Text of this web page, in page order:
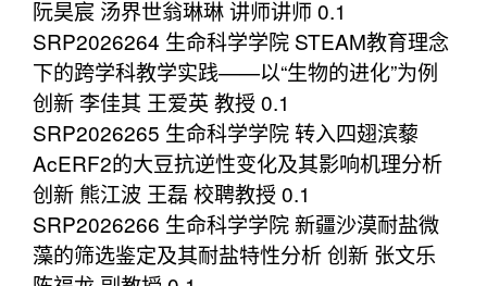
阮昊宸 汤界世翁琳琳 讲师讲师 0.1
SRP2026264 生命科学学院 STEAM教育理念
下的跨学科教学实践——以“生物的进化”为例
创新 李佳其 王爱英 教授 0.1
SRP2026265 生命科学学院 转入四翅滨藜
AcERF2的大豆抗逆性变化及其影响机理分析
创新 熊江波 王磊 校聘教授 0.1
SRP2026266 生命科学学院 新疆沙漠耐盐微
藻的筛选鉴定及其耐盐特性分析 创新 张文乐